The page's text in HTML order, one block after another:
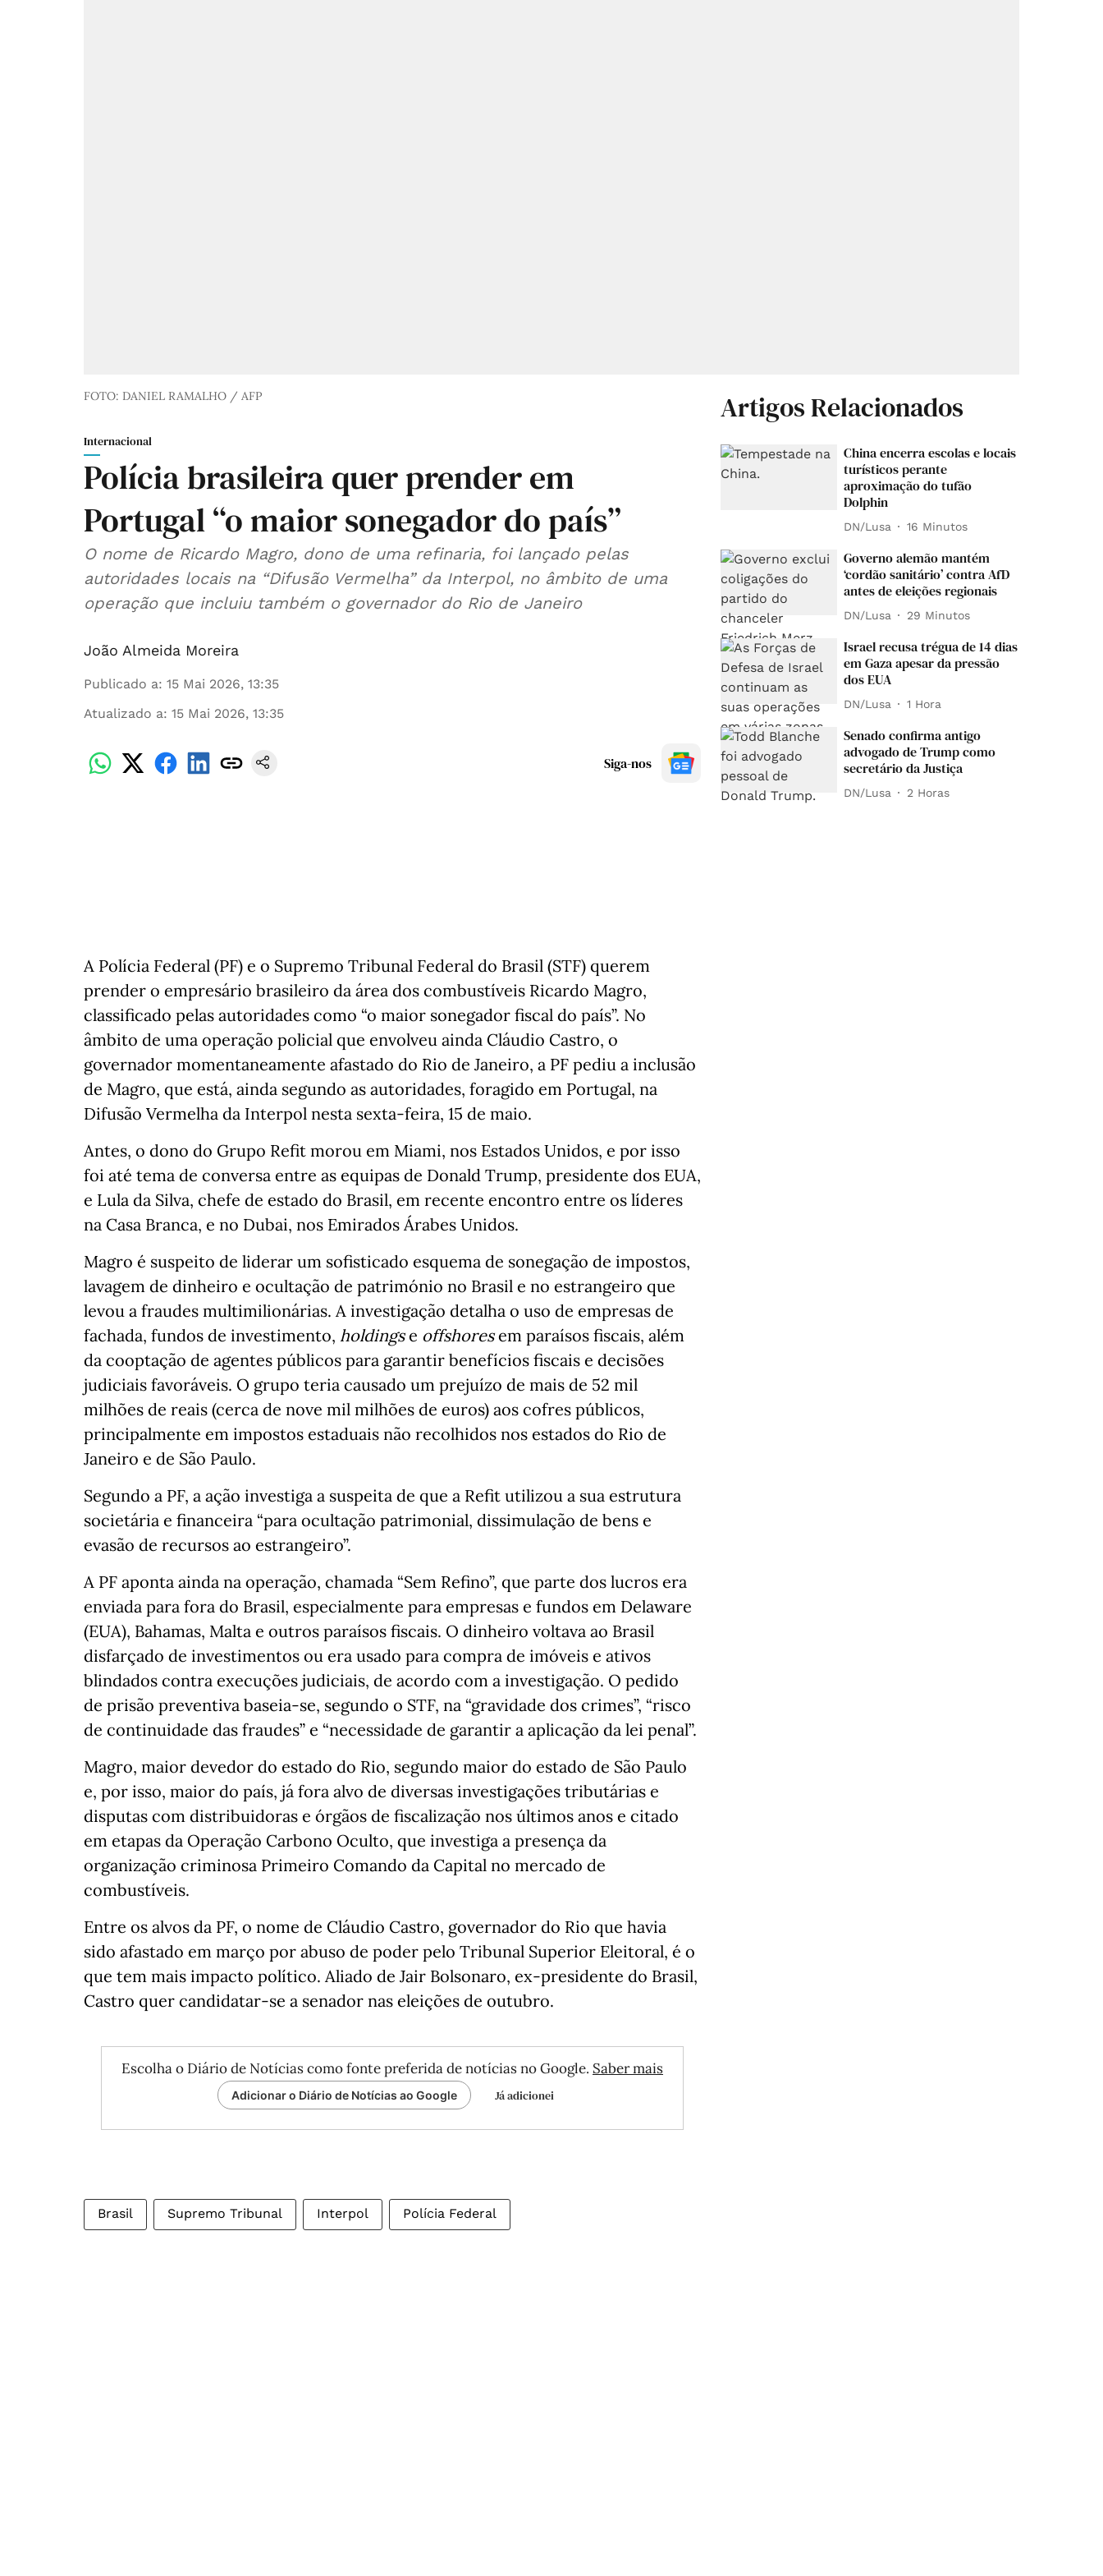
FOTO: DANIEL RAMALHO / AFP
Internacional
Polícia brasileira quer prender em
Portugal “o maior sonegador do país”
O nome de Ricardo Magro, dono de uma refinaria, foi lançado pelas
autoridades locais na “Difusão Vermelha” da Interpol, no âmbito de uma
operação que incluiu também o governador do Rio de Janeiro
João Almeida Moreira
Publicado a: 15 Mai 2026, 13:35
Atualizado a: 15 Mai 2026, 13:35
Siga-nos
A Polícia Federal (PF) e o Supremo Tribunal Federal do Brasil (STF) querem
prender o empresário brasileiro da área dos combustíveis Ricardo Magro,
classificado pelas autoridades como “o maior sonegador fiscal do país”. No
âmbito de uma operação policial que envolveu ainda Cláudio Castro, o
governador momentaneamente afastado do Rio de Janeiro, a PF pediu a inclusão
de Magro, que está, ainda segundo as autoridades, foragido em Portugal, na
Difusão Vermelha da Interpol nesta sexta-feira, 15 de maio.
Antes, o dono do Grupo Refit morou em Miami, nos Estados Unidos, e por isso
foi até tema de conversa entre as equipas de Donald Trump, presidente dos EUA,
e Lula da Silva, chefe de estado do Brasil, em recente encontro entre os líderes
na Casa Branca, e no Dubai, nos Emirados Árabes Unidos.
Magro é suspeito de liderar um sofisticado esquema de sonegação de impostos,
lavagem de dinheiro e ocultação de património no Brasil e no estrangeiro que
levou a fraudes multimilionárias. A investigação detalha o uso de empresas de
fachada, fundos de investimento, holdingse offshoresem paraísos fiscais, além
da cooptação de agentes públicos para garantir benefícios fiscais e decisões
judiciais favoráveis. O grupo teria causado um prejuízo de mais de 52 mil
milhões de reais (cerca de nove mil milhões de euros) aos cofres públicos,
principalmente em impostos estaduais não recolhidos nos estados do Rio de
Janeiro e de São Paulo.
Segundo a PF, a ação investiga a suspeita de que a Refit utilizou a sua estrutura
societária e financeira “para ocultação patrimonial, dissimulação de bens e
evasão de recursos ao estrangeiro”.
A PF aponta ainda na operação, chamada “Sem Refino”, que parte dos lucros era
enviada para fora do Brasil, especialmente para empresas e fundos em Delaware
(EUA), Bahamas, Malta e outros paraísos fiscais. O dinheiro voltava ao Brasil
disfarçado de investimentos ou era usado para compra de imóveis e ativos
blindados contra execuções judiciais, de acordo com a investigação. O pedido
de prisão preventiva baseia-se, segundo o STF, na “gravidade dos crimes”, “risco
de continuidade das fraudes” e “necessidade de garantir a aplicação da lei penal”.
Magro, maior devedor do estado do Rio, segundo maior do estado de São Paulo
e, por isso, maior do país, já fora alvo de diversas investigações tributárias e
disputas com distribuidoras e órgãos de fiscalização nos últimos anos e citado
em etapas da Operação Carbono Oculto, que investiga a presença da
organização criminosa Primeiro Comando da Capital no mercado de
combustíveis.
Entre os alvos da PF, o nome de Cláudio Castro, governador do Rio que havia
sido afastado em março por abuso de poder pelo Tribunal Superior Eleitoral, é o
que tem mais impacto político. Aliado de Jair Bolsonaro, ex-presidente do Brasil,
Castro quer candidatar-se a senador nas eleições de outubro.
Escolha o Diário de Notícias como fonte preferida de notícias no Google. Saber mais
Adicionar o Diário de Notícias ao Google Já adicionei
Brasil Supremo Tribunal Interpol Polícia Federal
Artigos Relacionados
China encerra escolas e locais
turísticos perante
aproximação do tufão
Dolphin
DN/Lusa 16 Minutos
Governo alemão mantém
‘cordão sanitário’ contra AfD
antes de eleições regionais
DN/Lusa 29 Minutos
Israel recusa trégua de 14 dias
em Gaza apesar da pressão
dos EUA
DN/Lusa 1 Hora
Senado confirma antigo
advogado de Trump como
secretário da Justiça
DN/Lusa 2 Horas